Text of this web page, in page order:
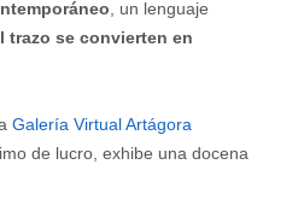
, un lenguaje
trazo se convierten en
Galería Virtual Artágora
de lucro, exhibe una docena